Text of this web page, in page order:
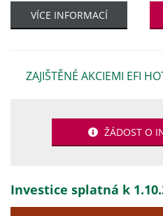
VÍCE INFORMACÍ
ZAJIŠTĚNÉ AKCIEMI EFI
ŽÁDOST O
Investice splatná k